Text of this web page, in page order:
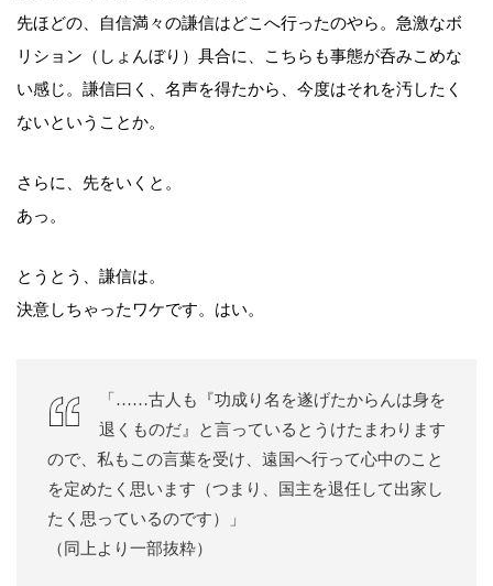
先ほどの、自信満々の謙信はどこへ行ったのやら。急激なボ
リション（しょんぼり）具合に、こちらも事態が呑みこめな
い感じ。謙信曰く、名声を得たから、今度はそれを汚したく
ないということか。
さらに、先をいくと。
あっ。
とうとう、謙信は。
決意しちゃったワケです。はい。
「……古人も『功成り名を遂げたからんは身を
退くものだ』と言っているとうけたまわります
ので、私もこの言葉を受け、遠国へ行って心中のこと
を定めたく思います（つまり、国主を退任して出家し
たく思っているのです）」
（同上より一部抜粋）